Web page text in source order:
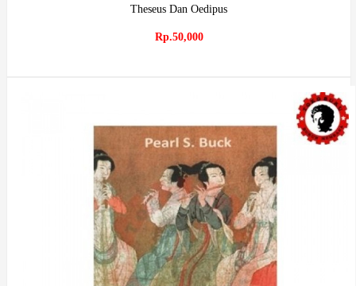
Theseus Dan Oedipus
Rp.50,000